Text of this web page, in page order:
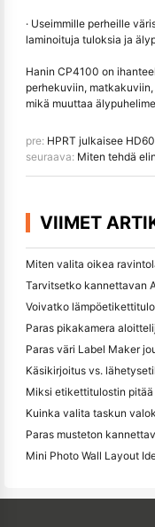
· Useimmille perheille
laminoituja tuloksia ja
Hanin CP4100 on
perhekuviin,
mikä muuttaa
pre: HPRT julkaisee HD600-, HD700- ja HD700
seuraava: Miten tehdä
VIIMET
Paras pikakamera
Miksi etikettitulostin pitää